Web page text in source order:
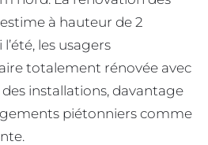
à hauteur de 2
l’été, les usagers
totalement rénovée avec
installations, davantage
piétonniers comme